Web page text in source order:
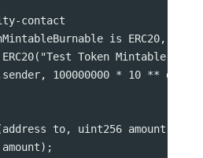
contact
is ERC20,
Token Mintable
100000000 * 10 **
to, uint256 amount)